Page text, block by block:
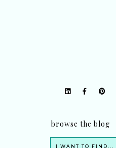
browse the blog